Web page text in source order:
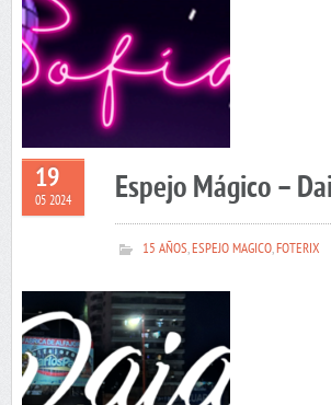
19
05 2024 Espejo Mágico –
15 AÑOS,ESPEJO MAGICO,FOTERIX